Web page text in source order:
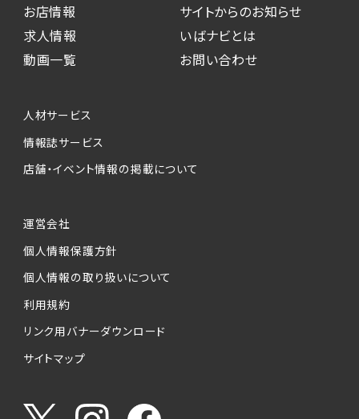
お店情報
求人情報
動画一覧
サイトからのお知らせ
いばナビとは
お問い合わせ
人材サービス
情報誌サービス
店舗・イベント情報の掲載について
運営会社
個人情報保護方針
個人情報の取り扱いについて
利用規約
リンク用バナーダウンロード
サイトマップ